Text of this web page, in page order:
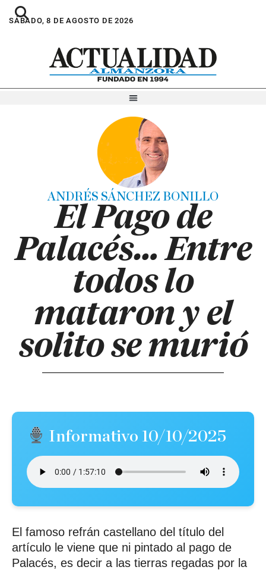
SÁBADO, 8 DE AGOSTO DE 2026
ANDRÉS SÁNCHEZ BONILLO
El Pago de
Palacés… Entre
todos lo
mataron y el
solito se murió
Informativo 10/10/2025
El famoso refrán castellano del título del
artículo le viene que ni pintado al pago de
Palacés, es decir a las tierras regadas por la